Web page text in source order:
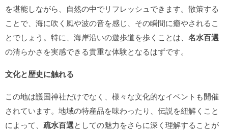
を堪能しながら、自然の中でリフレッシュできます。散策する
ことで、海に吹く風や波の音を感じ、その瞬間に癒やされるこ
とでしょう。特に、海岸沿いの遊歩道を歩くことは、 名水百選
の清らかさを実感できる貴重な体験となるはずです。
文化と歴史に触れる
この地は護国神社だけでなく、様々な文化的なイベントも開催
されています。地域の特産品を味わったり、伝説を紐解くこと
によって、 疏水百選としての魅力をさらに深く理解することが